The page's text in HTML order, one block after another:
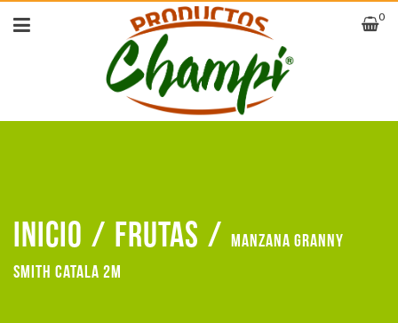
0
Inicio / Frutas / Manzana granny
smith catala 2m